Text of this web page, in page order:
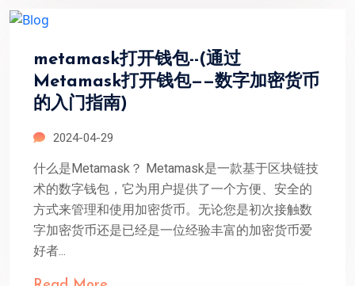
metamask打开钱包--(通过
Metamask打开钱包——数字加密货币
的入门指南)
2024-04-29
什么是Metamask？ Metamask是一款基于区块链技
术的数字钱包，它为用户提供了一个方便、安全的
方式来管理和使用加密货币。无论您是初次接触数
字加密货币还是已经是一位经验丰富的加密货币爱
好者...